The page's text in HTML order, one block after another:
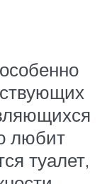
любит
туалет,